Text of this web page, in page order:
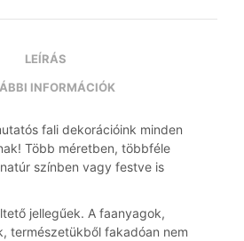
LEÍRÁS
INFORMÁCIÓK
fali dekorációink minden
Több méretben, többféle
színben vagy festve is
jellegűek. A faanyagok,
természetükből fakadóan nem